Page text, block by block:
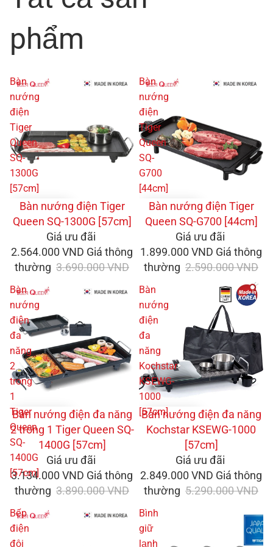
phẩm
Bàn
nướng
điện
Tiger
Queen
SQ-
1300G
[57cm]
GIẢM GIÁ
Bàn nướng điện Tiger
Queen SQ-1300G [57cm]
Giá ưu đãi
2.564.000 VND Giá thông
thường 3.690.000 VND
Bàn
nướng
điện
Tiger
Queen
SQ-
G700
[44cm]
GIẢM GIÁ
Bàn nướng điện Tiger
Queen SQ-G700 [44cm]
Giá ưu đãi
1.899.000 VND Giá thông
thường 2.590.000 VND
Bàn
nướng
điện
đa
năng
2
trong
1
Tiger
Queen
SQ-
1400G
[57cm]
GIẢM GIÁ
Bàn nướng điện đa năng
2 trong 1 Tiger Queen SQ-
1400G [57cm]
Giá ưu đãi
3.134.000 VND Giá thông
thường 3.890.000 VND
Bàn
nướng
điện
đa
năng
Kochstar
KSEWG-
1000
[57cm]
GIẢM GIÁ
Bàn nướng điện đa năng
Kochstar KSEWG-1000
[57cm]
Giá ưu đãi
2.849.000 VND Giá thông
thường 5.290.000 VND
Bếp
điện
đôi
Bình
giữ
lạnh